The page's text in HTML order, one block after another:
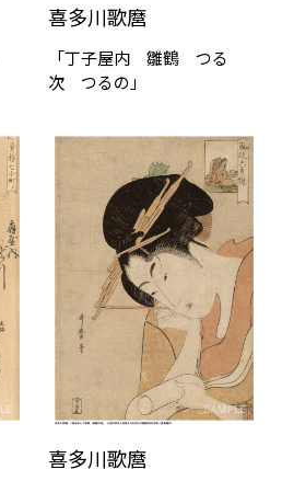
喜多川歌麿
「丁子屋内 雛鶴 つる
次 つるの」
喜多川歌麿